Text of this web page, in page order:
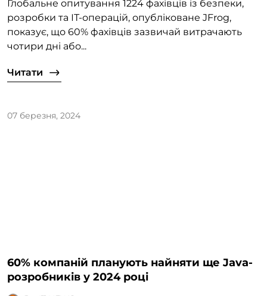
Глобальне опитування 1224 фахівців із безпеки,
розробки та ІТ-операцій, опубліковане JFrog,
показує, що 60% фахівців зазвичай витрачають
чотири дні або...
Читати
07 березня, 2024
60% компаній планують найняти ще Java-
розробників у 2024 році